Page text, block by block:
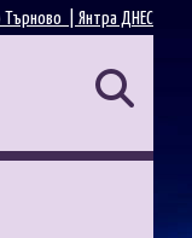
Янтра ДНЕС
Търново |